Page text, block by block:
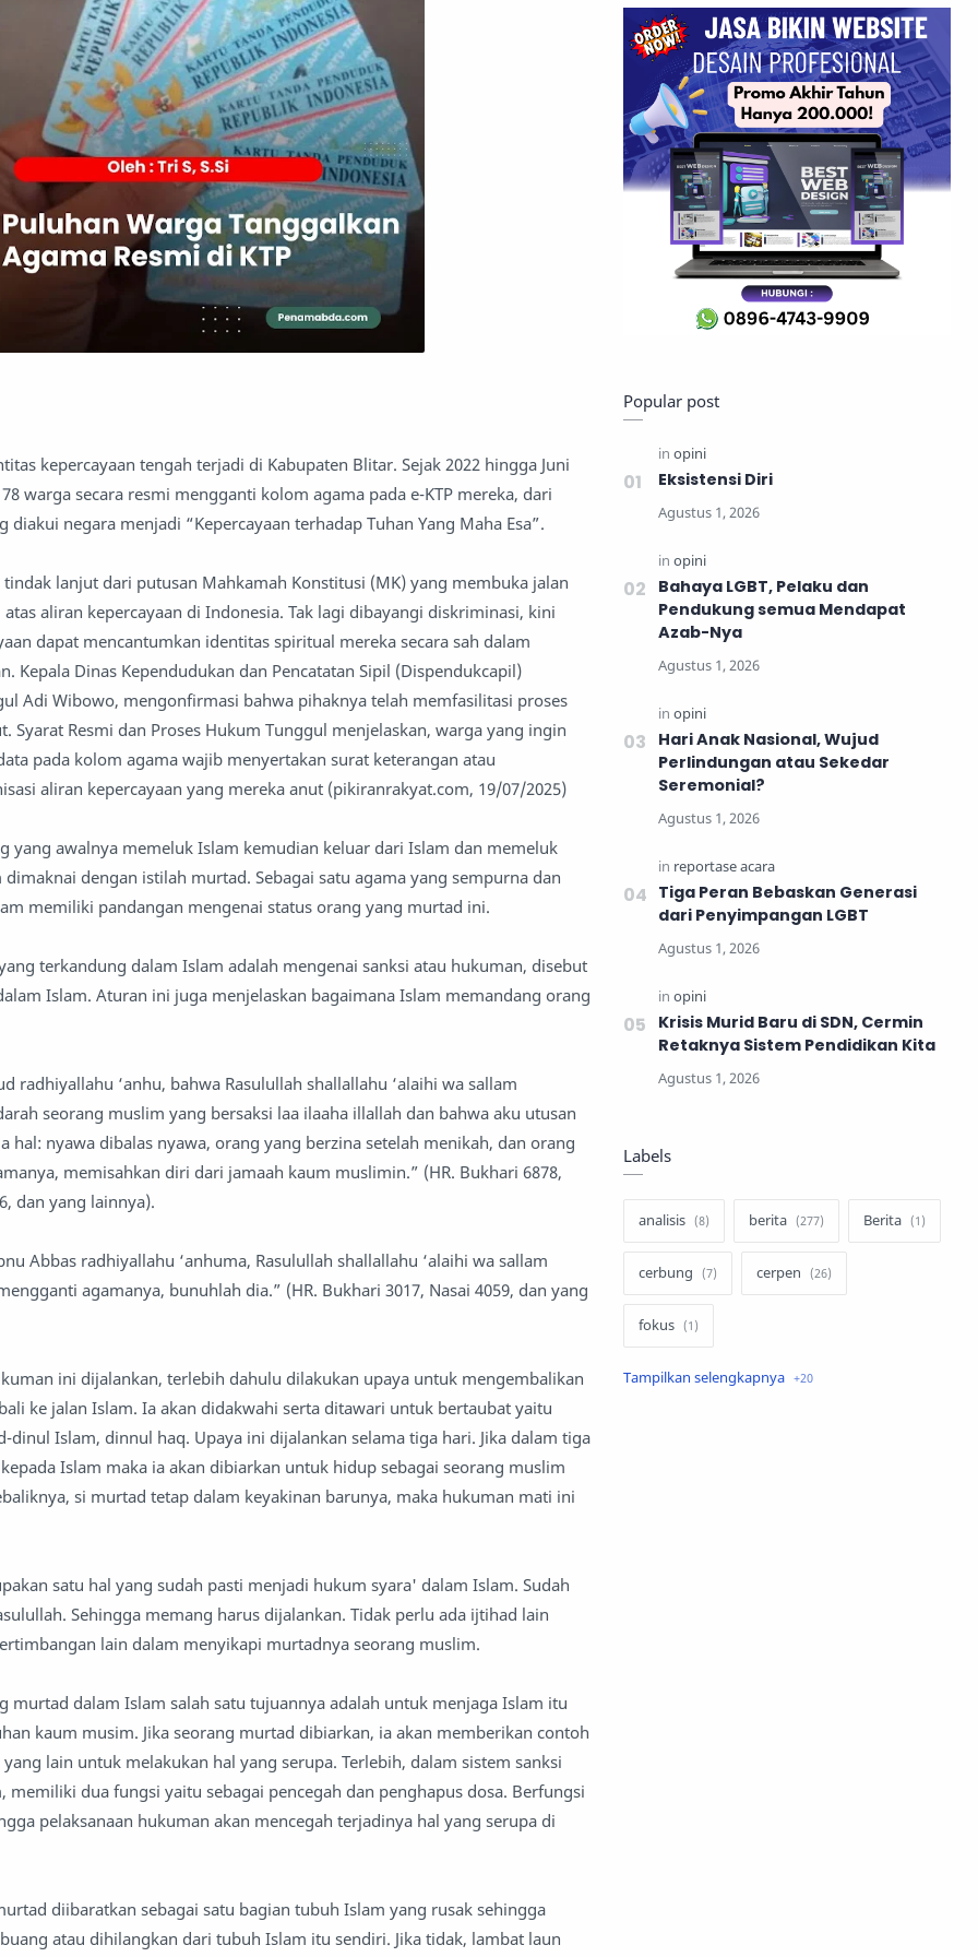
kepercayaan tengah terjadi di Kabupaten Blitar. Sejak 2022 hingga Juni
warga secara resmi mengganti kolom agama pada e-KTP mereka, dari
diakui negara menjadi “Kepercayaan terhadap Tuhan Yang Maha Esa”.
lanjut dari putusan Mahkamah Konstitusi (MK) yang membuka jalan
aliran kepercayaan di Indonesia. Tak lagi dibayangi diskriminasi, kini
dapat mencantumkan identitas spiritual mereka secara sah dalam
Kepala Dinas Kependudukan dan Pencatatan Sipil (Dispendukcapil)
Adi Wibowo, mengonfirmasi bahwa pihaknya telah memfasilitasi proses
Syarat Resmi dan Proses Hukum Tunggul menjelaskan, warga yang ingin
pada kolom agama wajib menyertakan surat keterangan atau
aliran kepercayaan yang mereka anut (pikiranrakyat.com, 19/07/2025)
yang awalnya memeluk Islam kemudian keluar dari Islam dan memeluk
dengan istilah murtad. Sebagai satu agama yang sempurna dan
memiliki pandangan mengenai status orang yang murtad ini.
terkandung dalam Islam adalah mengenai sanksi atau hukuman, disebut
Islam. Aturan ini juga menjelaskan bagaimana Islam memandang orang
radhiyallahu ‘anhu, bahwa Rasulullah shallallahu ‘alaihi wa sallam
seorang muslim yang bersaksi laa ilaaha illallah dan bahwa aku utusan
hal: nyawa dibalas nyawa, orang yang berzina setelah menikah, dan orang
memisahkan diri dari jamaah kaum muslimin.” (HR. Bukhari 6878,
dan yang lainnya).
Abbas radhiyallahu ‘anhuma, Rasulullah shallallahu ‘alaihi wa sallam
agamanya, bunuhlah dia.” (HR. Bukhari 3017, Nasai 4059, dan yang
ini dijalankan, terlebih dahulu dilakukan upaya untuk mengembalikan
ke jalan Islam. Ia akan didakwahi serta ditawari untuk bertaubat yaitu
dinul Islam, dinnul haq. Upaya ini dijalankan selama tiga hari. Jika dalam tiga
Islam maka ia akan dibiarkan untuk hidup sebagai seorang muslim
si murtad tetap dalam keyakinan barunya, maka hukuman mati ini
satu hal yang sudah pasti menjadi hukum syara' dalam Islam. Sudah
Sehingga memang harus dijalankan. Tidak perlu ada ijtihad lain
lain dalam menyikapi murtadnya seorang muslim.
murtad dalam Islam salah satu tujuannya adalah untuk menjaga Islam itu
kaum musim. Jika seorang murtad dibiarkan, ia akan memberikan contoh
lain untuk melakukan hal yang serupa. Terlebih, dalam sistem sanksi
dua fungsi yaitu sebagai pencegah dan penghapus dosa. Berfungsi
pelaksanaan hukuman akan mencegah terjadinya hal yang serupa di
diibaratkan sebagai satu bagian tubuh Islam yang rusak sehingga
atau dihilangkan dari tubuh Islam itu sendiri. Jika tidak, lambat laun
Popular post
Eksistensi Diri
Bahaya LGBT, Pelaku dan
Pendukung semua Mendapat
Azab-Nya
Hari Anak Nasional, Wujud
Perlindungan atau Sekedar
Seremonial?
Tiga Peran Bebaskan Generasi
dari Penyimpangan LGBT
Krisis Murid Baru di SDN, Cermin
Retaknya Sistem Pendidikan Kita
Labels
analisis berita Berita
cerbung cerpen
fokus
hukum internasional